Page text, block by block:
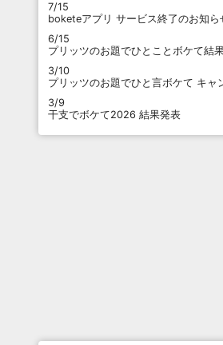
7/15
boketeアプリ サービス終了のお知ら
6/15
プリッツのお題でひとことボケて結
3/10
プリッツのお題でひと言ボケて キャ
3/9
干支でボケて2026 結果発表